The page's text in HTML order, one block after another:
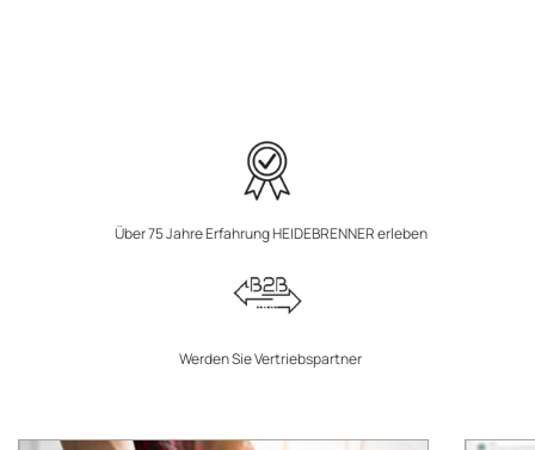
Über 75 Jahre Erfahrung HEIDEBRENNER erleben
Werden Sie Vertriebspartner